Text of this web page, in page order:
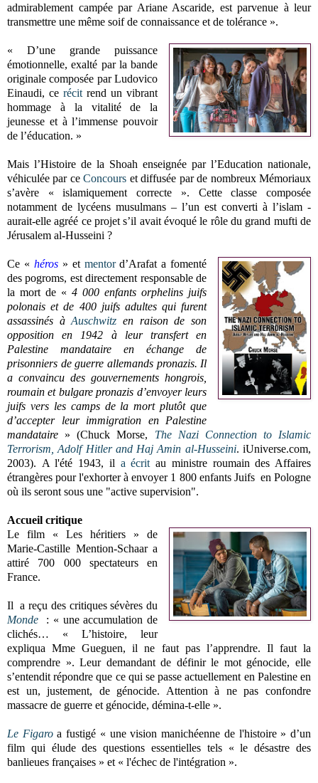
admirablement campée par Ariane Ascaride, est parvenue à leur
transmettre une même soif de connaissance et de tolérance ».
« D’une grande puissance
émotionnelle, exalté par la bande
originale composée par Ludovico
Einaudi, cerécit rend un vibrant
hommage à la vitalité de la
jeunesse et à l’immense pouvoir
de l’éducation. »
Mais l’Histoire de la Shoah enseignée par l’Education nationale,
véhiculée par ceConcours et diffusée par de nombreux Mémoriaux
s’avère « islamiquement correcte ». Cette classe composée
notamment de lycéens musulmans – l’un est converti à l’islam -
aurait-elle agréé ce projet s’il avait évoqué le rôle du grand mufti de
Jérusalem al-Husseini ?
Ce « héros» et mentord’Arafat a fomenté
des pogroms, est directement responsable de
la mort de «4 000 enfants orphelins juifs
polonais et de 400 juifs adultes qui furent
assassinés àAuschwitz en raison de son
opposition en 1942 à leur transfert en
Palestine mandataire en échange de
prisonniers de guerre allemands pronazis. Il
a convaincu des gouvernements hongrois,
roumain et bulgare pronazis d’envoyer leurs
juifs vers les camps de la mort plutôt que
d’accepter leur immigration en Palestine
mandataire » (Chuck Morse, The Nazi Connection to Islamic
Terrorism, Adolf Hitler and Haj Amin al-Husseini. iUniverse.com,
2003). A l'été 1943, il a écrit au ministre roumain des Affaires
étrangères pour l'exhorter à envoyer 1 800 enfants Juifs en Pologne
où ils seront sous une "active supervision".
Accueil critique
Le film « Les héritiers » de
Marie-Castille Mention-Schaar a
attiré 700 000 spectateurs en
France.
Il a reçu des critiques sévères du
Monde
: « une accumulation de
clichés… « L’histoire, leur
expliqua Mme Gueguen, il ne faut pas l’apprendre. Il faut la
comprendre ». Leur demandant de définir le mot génocide, elle
s’entendit répondre que ce qui se passe actuellement en Palestine en
est un, justement, de génocide. Attention à ne pas confondre
massacre de guerre et génocide, démina-t-elle ».
Le Figaroa fustigé « une vision manichéenne de l'histoire » d’un
film qui élude des questions essentielles tels « le désastre des
banlieues françaises » et « l'échec de l'intégration ».